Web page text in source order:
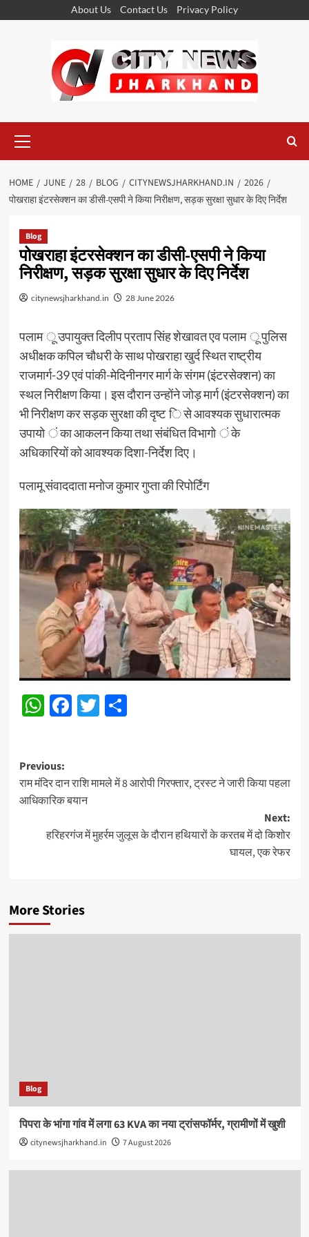
About Us Contact Us Privacy Policy
Menu
HOME JUNE 28 BLOG CITYNEWSJHARKHAND.IN
2026
पोखराहा इंटरसेक्शन का डीसी-एसपी ने किया निरीक्षण, सड़क सुरक्षा सुधार के दिए निर्देश
Blog
पोखराहा इंटरसेक्शन का डीसी-एसपी ने किया
निरीक्षण, सड़क सुरक्षा सुधार के दिए निर्देश
citynewsjharkhand.in 28 June 2026
पलाम ू उपायुक्त दिलीप प्रताप सिंह शेखावत एव पलाम ू पुलिस
अधीक्षक कपिल चौधरी के साथ पोखराहा खुर्द स्थित राष्ट्रीय
राजमार्ग-39 एवं पांकी-मेदिनीनगर मार्ग के संगम (इंटरसेक्शन) का
स्थल निरीक्षण किया। इस दौरान उन्होंने जोड़ मार्ग (इंटरसेक्शन) का
भी निरीक्षण कर सड़क सुरक्षा की दृष्ट ि से आवश्यक सुधारात्मक
उपायो ं का आकलन किया तथा संबंधित विभागो ं के
अधिकारियों को आवश्यक दिशा-निर्देश दिए।
पलामू संवाददाता मनोज कुमार गुप्ता की रिपोर्टिंग
WhatsApp
Facebook
Twitter
Share
Post
navigation
Previous:
राम मंदिर दान राशि मामले में 8 आरोपी गिरफ्तार, ट्रस्ट ने जारी किया पहला
आधिकारिक बयान
Next:
हरिहरगंज में मुहर्रम जुलूस के दौरान हथियारों के करतब में दो किशोर
घायल, एक रेफर
More Stories
Blog
पिपरा के भांगा गांव में लगा 63 KVA का नया ट्रांसफॉर्मर, ग्रामीणों में खुशी
citynewsjharkhand.in 7 August 2026